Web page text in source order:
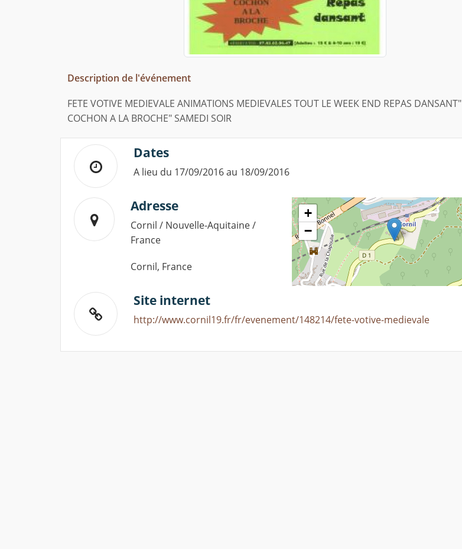
Description de l'événement
FETE VOTIVE MEDIEVALE ANIMATIONS MEDIEVALES TOUT LE WEEK END REPAS DANSANT"
COCHON A LA BROCHE" SAMEDI SOIR
Dates
A lieu du 17/09/2016 au 18/09/2016
Adresse
Cornil / Nouvelle-Aquitaine /
France
Cornil, France
+
−
Site internet
http://www.cornil19.fr/fr/evenement/148214/fete-votive-medievale